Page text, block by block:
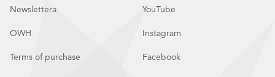
Newslettera
OWH
Terms of purchase
YouTube
Instagram
Facebook